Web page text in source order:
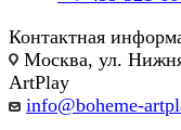
Контактная
Москва, ул.
ArtPlay
info@boheme-